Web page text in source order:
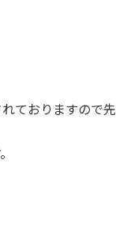
ておりますので先